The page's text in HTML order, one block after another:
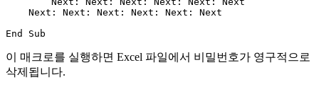
    Next: Next: Next: Next: Next: Next
이 매크로를 실행하면 Excel 파일에서 비밀번호가 영구적으로
삭제됩니다.